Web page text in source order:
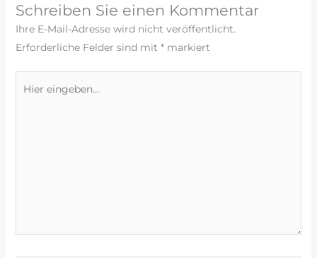
o
o
k
Schreiben Sie einen Kommentar
Ihre E-Mail-Adresse wird nicht veröffentlicht.
Erforderliche Felder sind mit *markiert
eingeben…